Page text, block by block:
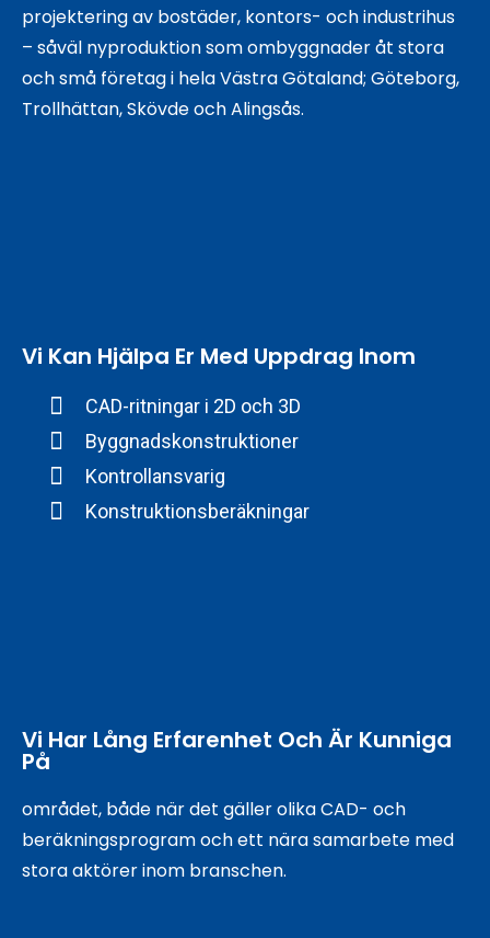
projektering av bostäder, kontors- och industrihus
– såväl nyproduktion som ombyggnader åt stora
och små företag i hela Västra Götaland; Göteborg,
Trollhättan, Skövde och Alingsås.
Vi Kan Hjälpa Er Med Uppdrag Inom
CAD-ritningar i 2D och 3D
Byggnadskonstruktioner
Kontrollansvarig
Konstruktionsberäkningar
Vi Har Lång Erfarenhet Och Är Kunniga
På
området, både när det gäller olika CAD- och
beräkningsprogram och ett nära samarbete med
stora aktörer inom branschen.